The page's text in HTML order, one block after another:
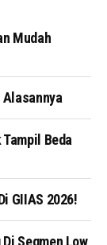
Mudah
Beda
GIIAS 2026!